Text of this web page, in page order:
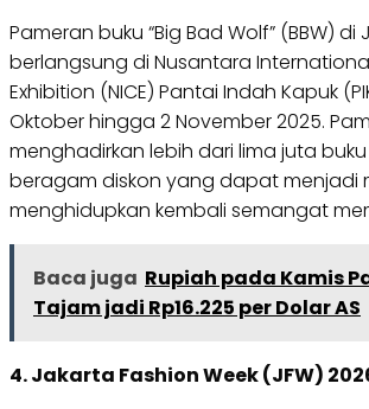
Pameran buku “Big Bad Wolf” (BBW) di
berlangsung di Nusantara
Exhibition (NICE) Pantai Indah Kapuk
Oktober hingga 2 November 2025.
menghadirkan lebih dari lima juta
beragam diskon yang dapat menjadi
menghidupkan kembali semangat
Baca juga Rupiah pada Kamis
Tajam jadi Rp16.225 per Dolar AS
4. Jakarta Fashion Week (JFW)